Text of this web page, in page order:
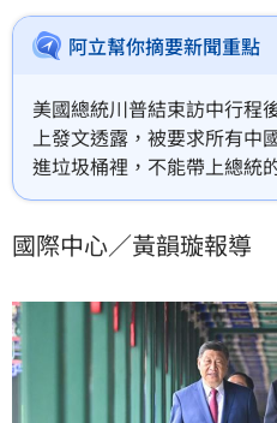
阿立幫你摘要新聞重點
美國總統川普結束訪中行程
上發文透露，被要求所有中
進垃圾桶裡，不能帶上總統
在網路傳開引發熱議。對此
中方準備的食物，直呼「整
國際中心／黃韻璇報導